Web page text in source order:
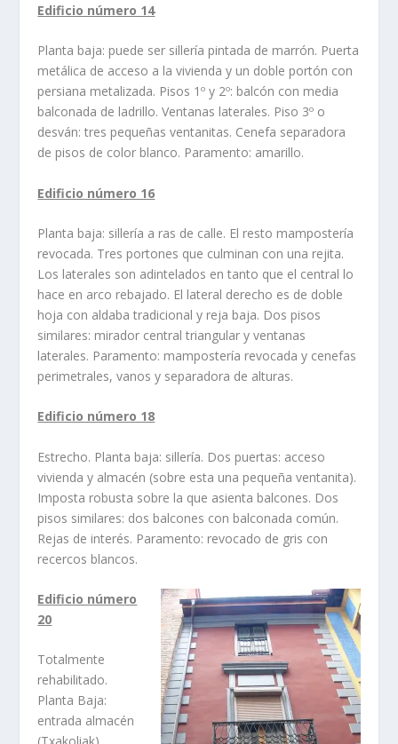
Edificio número 14
Planta baja: puede ser sillerí­a pintada de marrón. Puerta
metálica de acceso a la vivienda y un doble portón con
persiana metalizada. Pisos 1º y 2º: balcón con media
balconada de ladrillo. Ventanas laterales. Piso 3º o
desván: tres pequeñas ventanitas. Cenefa separadora
de pisos de color blanco. Paramento: amarillo.
Edificio número 16
Planta baja: sillerí­a a ras de calle. El resto mamposterí­a
revocada. Tres portones que culminan con una rejita.
Los laterales son adintelados en tanto que el central lo
hace en arco rebajado. El lateral derecho es de doble
hoja con aldaba tradicional y reja baja. Dos pisos
similares: mirador central triangular y ventanas
laterales. Paramento: mamposterí­a revocada y cenefas
perimetrales, vanos y separadora de alturas.
Edificio número 18
Estrecho. Planta baja: sillerí­a. Dos puertas: acceso
vivienda y almacén (sobre esta una pequeña ventanita).
Imposta robusta sobre la que asienta balcones. Dos
pisos similares: dos balcones con balconada común.
Rejas de interés. Paramento: revocado de gris con
recercos blancos.
Edificio número
20
Totalmente
rehabilitado.
Planta Baja:
entrada almacén